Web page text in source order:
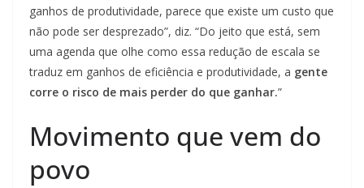
ganhos de produtividade, parece que existe um custo que
não pode ser desprezado”, diz. “Do jeito que está, sem
uma agenda que olhe como essa redução de escala se
traduz em ganhos de eficiência e produtividade, a gente
corre o risco de mais perder do que ganhar.”
Movimento que vem do
povo